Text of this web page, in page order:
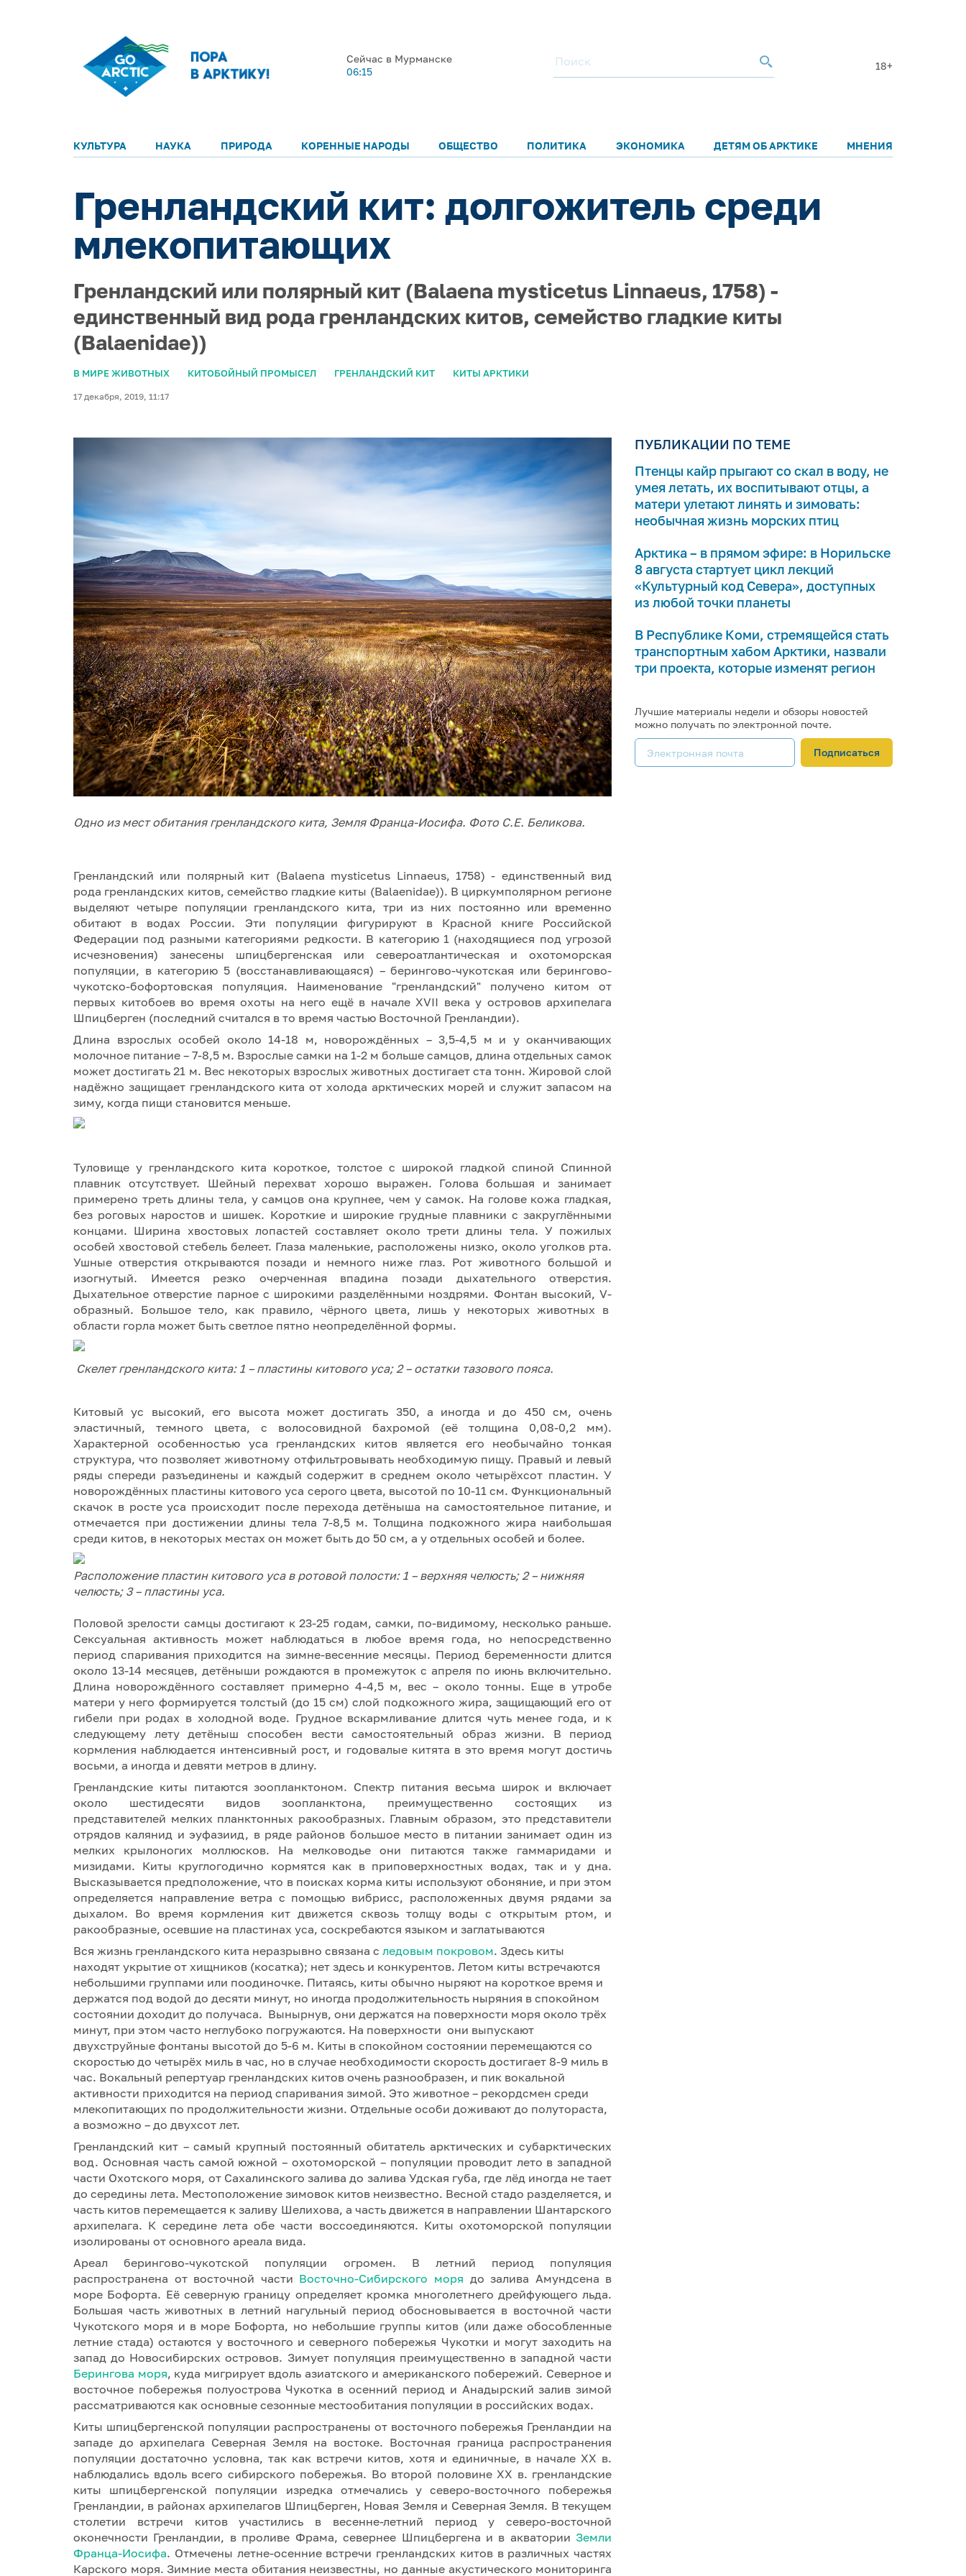
Сейчас в Мурманске
06:15
18+
КУЛЬТУРА НАУКА ПРИРОДА КОРЕННЫЕ НАРОДЫ ОБЩЕСТВО ПОЛИТИКА ЭКОНОМИКА ДЕТЯМ ОБ АРКТИКЕ МНЕНИЯ
Гренландский кит: долгожитель среди
млекопитающих
Гренландский или полярный кит (Balaena mysticetus Linnaeus, 1758) -
единственный вид рода гренландских китов, семейство гладкие киты
(Balaenidae))
В МИРЕ ЖИВОТНЫХ КИТОБОЙНЫЙ ПРОМЫСЕЛ ГРЕНЛАНДСКИЙ КИТ КИТЫ АРКТИКИ
17 декабря, 2019, 11:17
Одно из мест обитания гренландского кита, Земля Франца-Иосифа. Фото С.Е. Беликова.
Гренландский или полярный кит (Balaena mysticetus Linnaeus, 1758) - единственный вид
рода гренландских китов, семейство гладкие киты (Balaenidae)). В циркумполярном регионе
выделяют четыре популяции гренландского кита, три из них постоянно или временно
обитают в водах России. Эти популяции фигурируют в Красной книге Российской
Федерации под разными категориями редкости. В категорию 1 (находящиеся под угрозой
исчезновения) занесены шпицбергенская или североатлантическая и охотоморская
популяции, в категорию 5 (восстанавливающаяся) – берингово-чукотская или берингово-
чукотско-бофортовская популяция. Наименование "гренландский" получено китом от
первых китобоев во время охоты на него ещё в начале XVII века у островов архипелага
Шпицберген (последний считался в то время частью Восточной Гренландии).
Длина взрослых особей около 14-18 м, новорождённых – 3,5-4,5 м и у оканчивающих
молочное питание – 7-8,5 м. Взрослые самки на 1-2 м больше самцов, длина отдельных самок
может достигать 21 м. Вес некоторых взрослых животных достигает ста тонн. Жировой слой
надёжно защищает гренландского кита от холода арктических морей и служит запасом на
зиму, когда пищи становится меньше.
Туловище у гренландского кита короткое, толстое с широкой гладкой спиной Спинной
плавник отсутствует. Шейный перехват хорошо выражен. Голова большая и занимает
примерено треть длины тела, у самцов она крупнее, чем у самок. На голове кожа гладкая,
без роговых наростов и шишек. Короткие и широкие грудные плавники с закpуглёнными
концами. Ширина хвостовых лопастей составляет около трети длины тела. У пожилых
особей хвостовой стебель белеет. Глаза маленькие, расположены низко, около уголков рта.
Ушные отверстия открываются позади и немного ниже глаз. Рот животного большой и
изогнутый. Имеется резко очерченная впадина позади дыхательного отверстия.
Дыхательное отверстие парное с широкими разделёнными ноздрями. Фонтан высокий, V-
образный. Большое тело, как правило, чёрного цвета, лишь у некоторых животных в
области горла может быть светлое пятно неопределённой формы.
Скелет гренландского кита: 1 – пластины китового уса; 2 – остатки тазового пояса.
Китовый ус высокий, его высота может достигать 350, а иногда и до 450 см, очень
эластичный, темного цвета, с волосовидной бахромой (её толщина 0,08-0,2 мм).
Характерной особенностью уса гренландских китов является его необычайно тонкая
структура, что позволяет животному отфильтровывать необходимую пищу. Правый и левый
ряды спереди разъединены и каждый содержит в среднем около четырёхсот пластин. У
новорождённых пластины китового уса серого цвета, высотой по 10-11 см. Функциональный
скачок в росте уса происходит после перехода детёныша на самостоятельное питание, и
отмечается при достижении длины тела 7-8,5 м. Толщина подкожного жира наибольшая
среди китов, в некоторых местах он может быть до 50 см, а у отдельных особей и более.
Расположение пластин китового уса в ротовой полости: 1 – верхняя челюсть; 2 – нижняя
челюсть; 3 – пластины уса.
Половой зрелости самцы достигают к 23-25 годам, самки, по-видимому, несколько раньше.
Сексуальная активность может наблюдаться в любое время года, но непосредственно
период спаривания приходится на зимне-весенние месяцы. Период беременности длится
около 13-14 месяцев, детёныши рождаются в промежуток с апреля по июнь включительно.
Длина новорождённого составляет примерно 4-4,5 м, вес – около тонны. Еще в утробе
матери у него формируется толстый (до 15 см) слой подкожного жира, защищающий его от
гибели при родах в холодной воде. Грудное вскармливание длится чуть менее года, и к
следующему лету детёныш способен вести самостоятельный образ жизни. В период
кормления наблюдается интенсивный рост, и годовалые китята в это время могут достичь
восьми, а иногда и девяти метров в длину.
Гренландские киты питаются зоопланктоном. Спектр питания весьма широк и включает
около шестидесяти видов зоопланктона, преимущественно состоящих из
представителей мелких планктонных ракообразных. Главным образом, это представители
отрядов калянид и эуфазиид, в ряде районов большое место в питании занимает один из
мелких крылоногих моллюсков. На мелководье они питаются также гаммаридами и
мизидами. Киты круглогодично кормятся как в приповерхностных водах, так и у дна.
Высказывается предположение, что в поисках корма киты используют обоняние, и при этом
определяется направление ветра с помощью вибрисс, расположенных двумя рядами за
дыхалом. Во время кормления кит движется сквозь толщу воды с открытым ртом, и
ракообразные, осевшие на пластинах уса, соскребаются языком и заглатываются
Вся жизнь гренландского кита неразрывно связана с ледовым покровом. Здесь киты
находят укрытие от хищников (косатка); нет здесь и конкурентов. Летом киты встречаются
небольшими группами или поодиночке. Питаясь, киты обычно ныряют на короткое время и
держатся под водой до десяти минут, но иногда продолжительность ныряния в спокойном
состоянии доходит до получаса. Вынырнув, они держатся на поверхности моря около трёх
минут, при этом часто неглубоко погружаются. На поверхности они выпускают
двухструйные фонтаны высотой до 5-6 м. Киты в спокойном состоянии перемещаются со
скоростью до четырёх миль в час, но в случае необходимости скорость достигает 8-9 миль в
час. Вокальный репертуар гренландских китов очень разнообразен, и пик вокальной
активности приходится на период спаривания зимой. Это животное – рекордсмен среди
млекопитающих по продолжительности жизни. Отдельные особи доживают до полутораста,
а возможно – до двухсот лет.
Гренландский кит – самый крупный постоянный обитатель арктических и субарктических
вод. Основная часть самой южной – охотоморской – популяции проводит лето в западной
части Охотского моря, от Сахалинского залива до залива Удская губа, где лёд иногда не тает
до середины лета. Местоположение зимовок китов неизвестно. Весной стадо разделяется, и
часть китов перемещается к заливу Шелихова, а часть движется в направлении Шантарского
архипелага. К середине лета обе части воссоединяются. Киты охотоморской популяции
изолированы от основного ареала вида.
Ареал берингово-чукотской популяции огромен. В летний период популяция
распространена от восточной части Восточно-Сибирского моря до залива Амундсена в
море Бофорта. Её северную границу определяет кромка многолетнего дрейфующего льда.
Большая часть животных в летний нагульный период обосновывается в восточной части
Чукотского моря и в море Бофорта, но небольшие группы китов (или даже обособленные
летние стада) остаются у восточного и северного побережья Чукотки и могут заходить на
запад до Новосибирских островов. Зимует популяция преимущественно в западной части
Берингова моря, куда мигрирует вдоль азиатского и американского побережий. Северное и
восточное побережья полуострова Чукотка в осенний период и Анадырский залив зимой
рассматриваются как основные сезонные местообитания популяции в российских водах.
Киты шпицбергенской популяции распространены от восточного побережья Гренландии на
западе до архипелага Северная Земля на востоке. Восточная граница распространения
популяции достаточно условна, так как встречи китов, хотя и единичные, в начале XX в.
наблюдались вдоль всего сибирского побережья. Во второй половине XX в. гренландские
киты шпицбергенской популяции изредка отмечались у северо-восточного побережья
Гренландии, в районах архипелагов Шпицберген, Новая Земля и Северная Земля. В текущем
столетии встречи китов участились в весенне-летний период у северо-восточной
оконечности Гренландии, в проливе Фрама, севернее Шпицбергена и в акватории Земли
Франца-Иосифа. Отмечены летне-осенние встречи гренландских китов в различных частях
Карского моря. Зимние места обитания неизвестны, но данные акустического мониторинга
ПУБЛИКАЦИИ ПО ТЕМЕ
Птенцы кайр прыгают со скал в воду, не
умея летать, их воспитывают отцы, а
матери улетают линять и зимовать:
необычная жизнь морских птиц
Арктика – в прямом эфире: в Норильске
8 августа стартует цикл лекций
«Культурный код Севера», доступных
из любой точки планеты
В Республике Коми, стремящейся стать
транспортным хабом Арктики, назвали
три проекта, которые изменят регион
Лучшие материалы недели и обзоры новостей
можно получать по электронной почте.
Подписаться